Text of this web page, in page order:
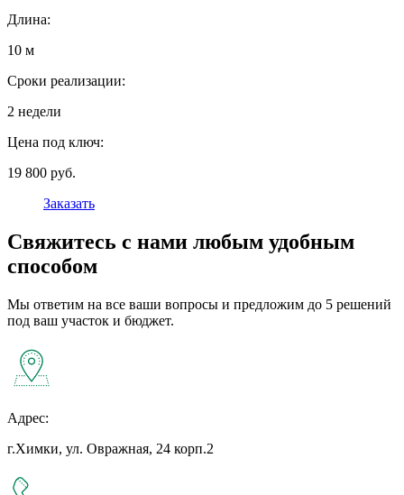
Длина:
10 м
Сроки реализации:
2 недели
Цена под ключ:
19 800 руб.
Заказать
Свяжитесь с нами любым удобным
способом
Мы ответим на все ваши вопросы и предложим до 5 решений
под ваш участок и бюджет.
Адрес:
г.Химки, ул. Овражная, 24 корп.2